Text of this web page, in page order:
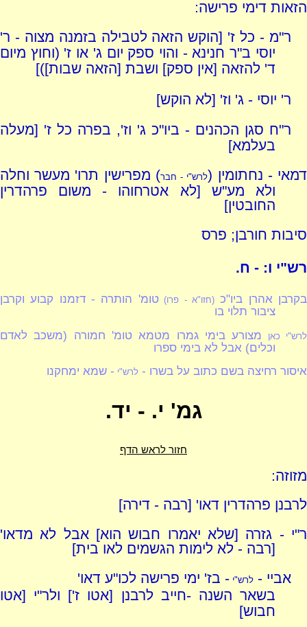
הזאות דימי פרישה:
ר"מ - כל ז' [הוקש הזאה לטבילה בזמנה מצוה - ר'
יוסי ב"ר חנינא - והוי ספק יום ג' או ז' (וחוץ מיום
ד' להזאה [אין ספק] ושבת [הזאה שבות])]
ר' יוסי - ג' וז' [לא הוקש]
ר"ח סגן הכהנים - ביו"כ ג' וז', בפרה כל ז' [מעלה
בעלמא]
דמאי - נחתומין (לרש"י - חבר) מפרישין תרו' מעשר וחלה
ולא מע"ש [לא אטרחוהו - משום פרהדרין
החובטין]
סיבות חורבן; פרס
רש"י ו: - ח.
בקרבן אהרן ביו"כ(חזו"א - פרו) טומ' הותרה - דזמנו קבוע וקרבן
ציבור תלוי בו
לרש"י כאן מצורע בימי גמרו מטמא טומ' חמורה (משכב לאדם
וכלים) אבל לא בימי ספרו
איסור רחיצה בשם כתוב על בשרו - לרש"י - שמא ימחקנו
גמ' י. - יד.
חזור לראש הדף
מזוזה:
לרבנן פרהדרין דאו' [רבה - דירה]
ר"י - גזרה [שלא יאמרו חבוש הוא] אבל לא מדאו'
[רבה - לא לימות הגשמים לאו בית]
אביי -לרש"י - בז' ימי פרישה לכו"ע דאו'
בשאר השנה -חייב לרבנן [אטו ז'] ולר"י [אטו
חבוש]